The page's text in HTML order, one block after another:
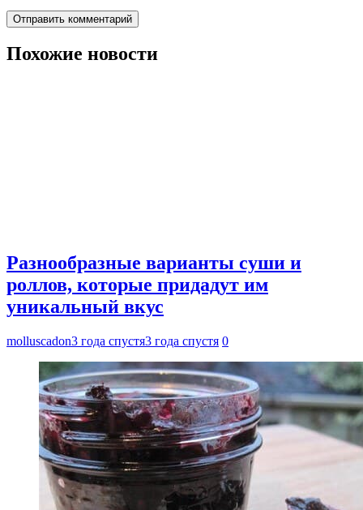
Похожие новости
Разнообразные варианты суши и
роллов, которые придадут им
уникальный вкус
molluscadon3 года спустя3 года спустя 0